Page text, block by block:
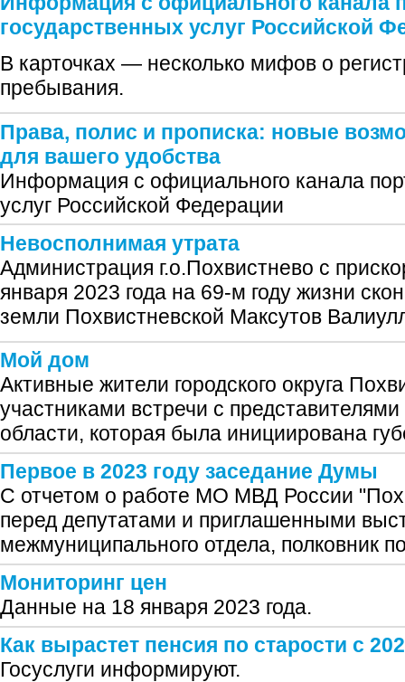
государственных услуг Российской
В карточках — несколько мифов о
пребывания.
Права, полис и прописка: новые
для вашего удобства
Информация с официального канала
услуг Российской Федерации
Невосполнимая утрата
Администрация г.о.Похвистнево с
января 2023 года на 69-м году жизни
земли Похвистневской Максутов
Мой дом
Активные жители городского округа
участниками встречи с
области, которая была инициирована
Первое в 2023 году заседание Думы
С отчетом о работе МО МВД России
перед депутатами и приглашенными
межмуниципального отдела, полковник
Мониторинг цен
Данные на 18 января 2023 года.
Как вырастет пенсия по старости с
Госуслуги информируют.